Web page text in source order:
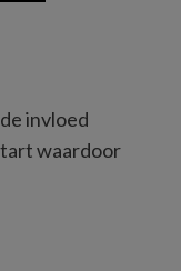
invloed
waardoor